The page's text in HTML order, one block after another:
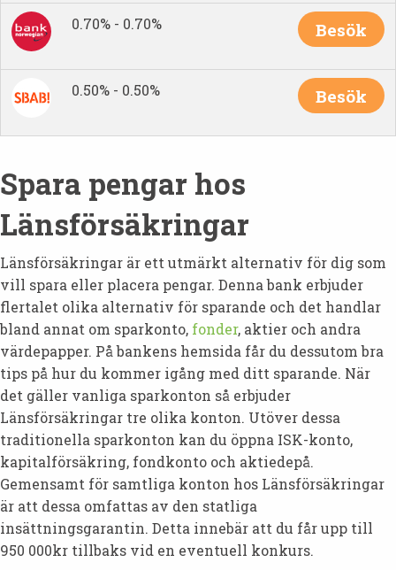
0.70% - 0.70% Besök
0.50% - 0.50% Besök
Spara pengar hos
Länsförsäkringar
Länsförsäkringar är ett utmärkt alternativ för dig som
vill spara eller placera pengar. Denna bank erbjuder
flertalet olika alternativ för sparande och det handlar
bland annat om sparkonto, fonder, aktier och andra
värdepapper. På bankens hemsida får du dessutom bra
tips på hur du kommer igång med ditt sparande. När
det gäller vanliga sparkonton så erbjuder
Länsförsäkringar tre olika konton. Utöver dessa
traditionella sparkonton kan du öppna ISK-konto,
kapitalförsäkring, fondkonto och aktiedepå.
Gemensamt för samtliga konton hos Länsförsäkringar
är att dessa omfattas av den statliga
insättningsgarantin. Detta innebär att du får upp till
950 000kr tillbaks vid en eventuell konkurs.